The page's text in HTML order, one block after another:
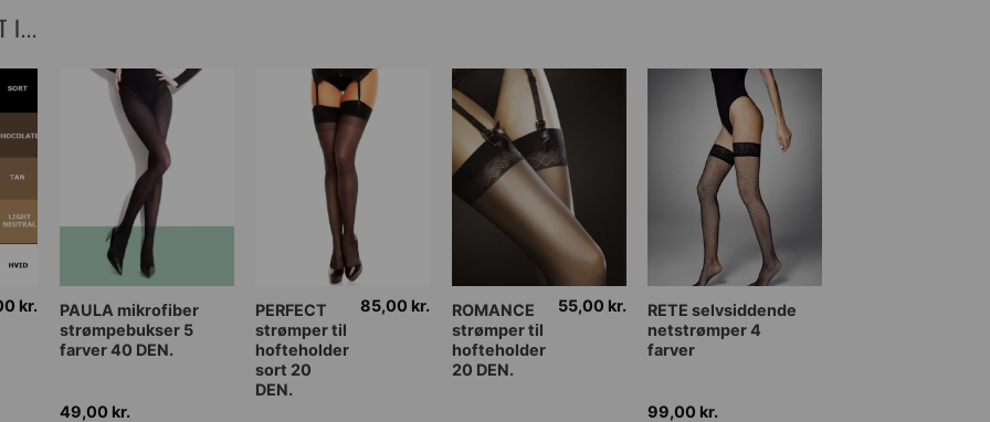
I...
kr.
PAULA mikrofiber
strømpebukser 5
farver 40 DEN.
49,00 kr.
Dette
vare
har
varianter.
PERFECT
strømper til
hofteholder
sort 20
DEN.
85,00 kr.
Dette
vare
har
flere
ROMANCE
strømper til
hofteholder
20 DEN.
55,00 kr.
Dette
vare
har
RETE selvsiddende
netstrømper 4
farver
99,00 kr.
Dette
vare
har
varianter.